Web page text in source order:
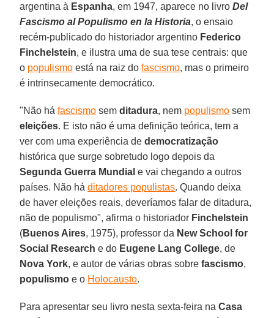
argentina à Espanha, em 1947, aparece no livroDel
Fascismo al Populismo en la Historia, o ensaio
recém-publicado do historiador argentino Federico
Finchelstein, e ilustra uma de sua tese centrais: que
o populismo está na raiz dofascismo, mas o primeiro
é intrinsecamente democrático.
"Não háfascismo semditadura, nem populismo sem
eleições. E isto não é uma definição teórica, tem a
ver com uma experiência dedemocratização
histórica que surge sobretudo logo depois da
Segunda Guerra Mundial e vai chegando a outros
países. Não háditadores populistas. Quando deixa
de haver eleições reais, deveríamos falar de ditadura,
não de populismo", afirma o historiador Finchelstein
(Buenos Aires, 1975), professor da New School for
Social Research e do Eugene Lang College, de
Nova York, e autor de várias obras sobrefascismo,
populismo e o Holocausto.
Para apresentar seu livro nesta sexta-feira naCasa